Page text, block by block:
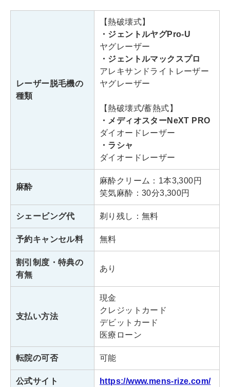
東京都豊島区南池袋1-16-18
フェイス池袋5F
・西武池袋線「池袋駅」西武南口
より徒歩1分
・JR「池袋駅」東口より徒歩5分
診療時間
住所
東京都新宿区新宿4-2-16
パシフィックマークス新宿サウス
ゲート5F
・地下鉄「新宿三丁目駅」E5出
口より徒歩2分
・JR「新宿駅」東南口より徒歩4
分
診療時間 14:00～23:00
東京都新宿区新宿3-17-4 新宿レ
ミナビルB1F・B2F
アクセス
・地下鉄「新宿三丁目駅」より徒
歩1分
レーザー脱毛機の
種類
【熱破壊式】
・ジェントルヤグPro-U
ヤグレーザー
・ジェントルマックスプロ
アレキサンドライトレーザー
ヤグレーザー
【熱破壊式/蓄熱式】
・メディオスターNeXT PRO
ダイオードレーザー
・ラシャ
ダイオードレーザー
麻酔
麻酔クリーム：1本3,300円
笑気麻酔：30分3,300円
シェービング代 剃り残し：無料
予約キャンセル料 無料
割引制度・特典の
有無
あり
支払い方法
現金
クレジットカード
デビットカード
医療ローン
転院の可否 可能
公式サイト https://www.mens-rize.com/